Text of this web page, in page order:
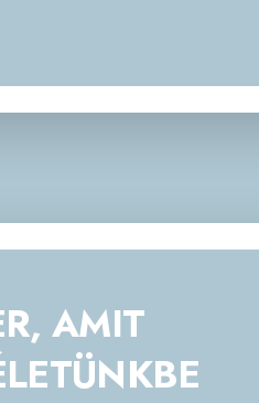
AMIT